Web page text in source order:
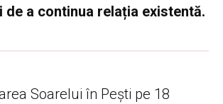
de a continua relația existentă.
Soarelui în Pești pe 18